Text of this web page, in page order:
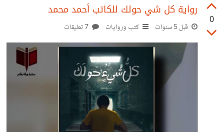
0
رواية كل شي حولك للكاتب أحمد محمد
قبل 5 سنوات كتب وروايات